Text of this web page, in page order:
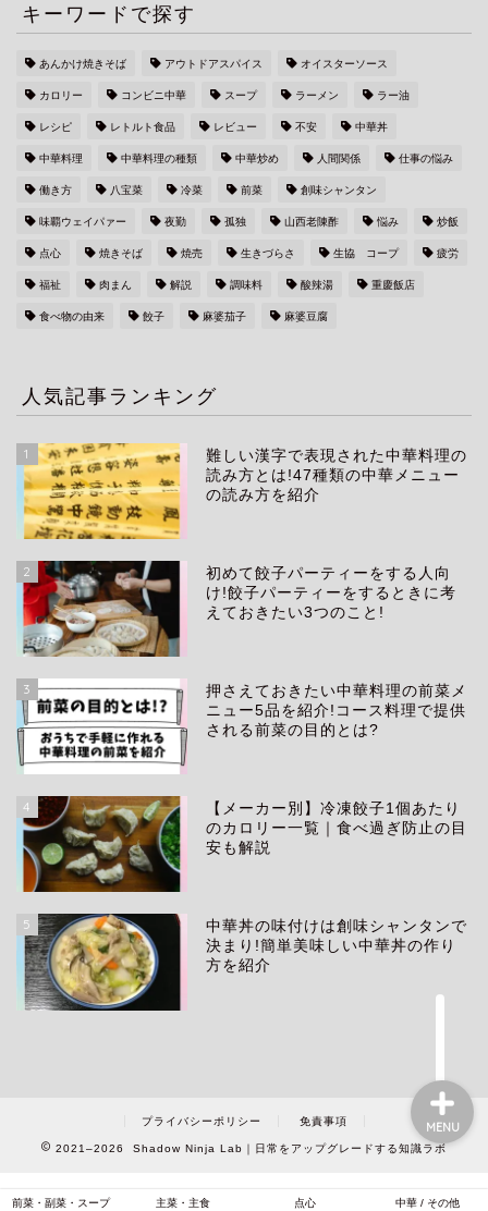
キーワードで探す
あんかけ焼きそば アウトドアスパイス オイスターソース
カロリー コンビニ中華 スープ ラーメン ラー油
レシピ レトルト食品 レビュー 不安 中華丼
中華料理 中華料理の種類 中華炒め 人間関係 仕事の悩み
働き方 八宝菜 冷菜 前菜 創味シャンタン
味覇ウェイパァー 夜勤 孤独 山西老陳酢 悩み 炒飯
点心 焼きそば 焼売 生きづらさ 生協 コープ 疲労
福祉 肉まん 解説 調味料 酸辣湯 重慶飯店
食べ物の由来 餃子 麻婆茄子 麻婆豆腐
人気記事ランキング
1
難しい漢字で表現された中華料理の
読み方とは!47種類の中華メニュー
の読み方を紹介
2
初めて餃子パーティーをする人向
け!餃子パーティーをするときに考
えておきたい3つのこと!
3
押さえておきたい中華料理の前菜メ
ニュー5品を紹介!コース料理で提供
される前菜の目的とは?
4
【メーカー別】冷凍餃子1個あたり
のカロリー一覧｜食べ過ぎ防止の目
安も解説
5
中華丼の味付けは創味シャンタンで
決まり!簡単美味しい中華丼の作り
方を紹介
プライバシーポリシー 免責事項
2021–2026 Shadow Ninja Lab｜日常をアップグレードする知識ラボ
前菜・副菜・スープ 主菜・主食 点心 中華 / その他
MENU
生き方
中華料理